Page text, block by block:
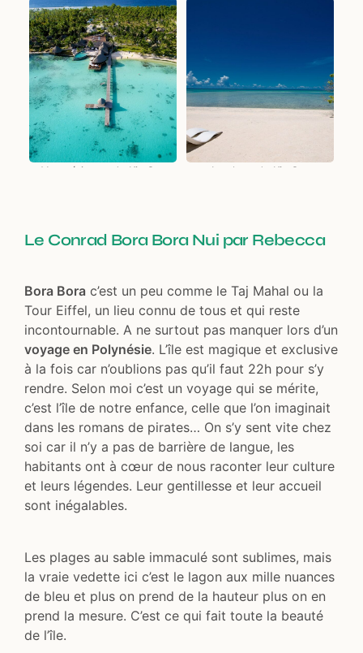
Vue aérienne du Kia Ora La plage du Kia Ora
Le Conrad Bora Bora Nui par Rebecca
Bora Bora c’est un peu comme le Taj Mahal ou la
Tour Eiffel, un lieu connu de tous et qui reste
incontournable. A ne surtout pas manquer lors d’un
voyage en Polynésie. L’île est magique et exclusive
à la fois car n’oublions pas qu’il faut 22h pour s’y
rendre. Selon moi c’est un voyage qui se mérite,
c’est l’île de notre enfance, celle que l’on imaginait
dans les romans de pirates… On s’y sent vite chez
soi car il n’y a pas de barrière de langue, les
habitants ont à cœur de nous raconter leur culture
et leurs légendes. Leur gentillesse et leur accueil
sont inégalables.
Les plages au sable immaculé sont sublimes, mais
la vraie vedette ici c’est le lagon aux mille nuances
de bleu et plus on prend de la hauteur plus on en
prend la mesure. C’est ce qui fait toute la beauté
de l’île.